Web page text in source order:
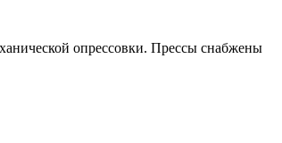
опрессовки. Прессы снабжены